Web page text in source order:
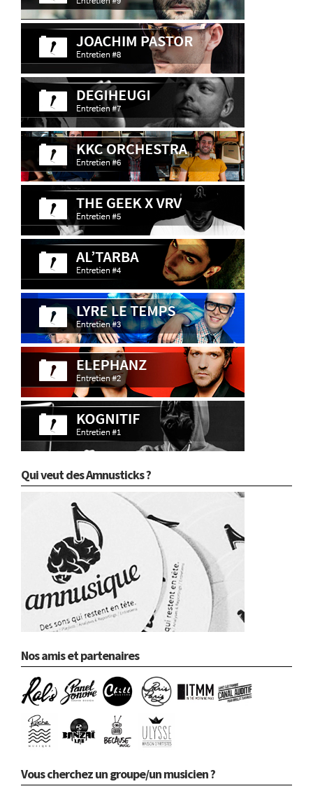
Qui veut des Amnusticks ?
Nos amis et partenaires
Vous cherchez un groupe/un musicien ?